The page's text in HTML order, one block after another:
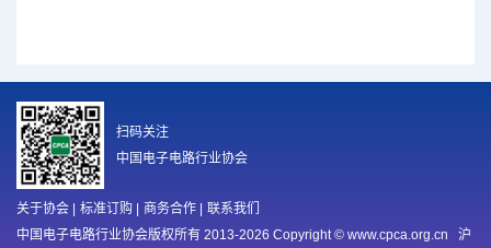
关于协会 | 标准订购 | 商务合作 | 联系我们
中国电子电路行业协会版权所有 2013-2026 Copyright © www.cpca.org.cn 沪
扫码关注
中国电子电路行业协会